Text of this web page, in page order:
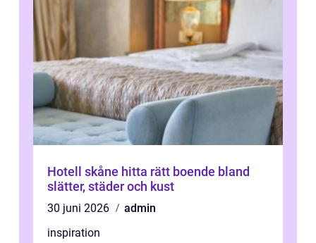
Hotell skåne hitta rätt boende bland
slätter, städer och kust
30 juni 2026
admin
inspiration